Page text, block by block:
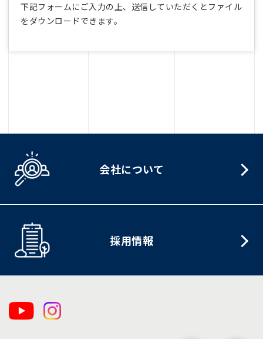
下記フォームにご入力の上、送信していただくとファイル
をダウンロードできます。
会社について
採用情報